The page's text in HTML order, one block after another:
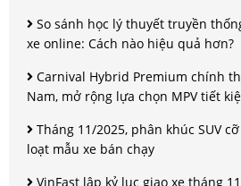
So sánh học lý thuyết truyền
xe online: Cách nào hiệu quả hơn?
Carnival Hybrid Premium chính
Nam, mở rộng lựa chọn MPV tiết
Tháng 11/2025, phân khúc SUV
loạt mẫu xe bán chạy
VinFast lập kỷ lục giao xe tháng